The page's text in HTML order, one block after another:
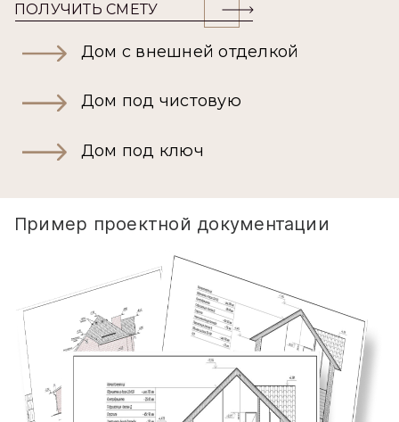
ПОЛУЧИТЬ СМЕТУ
Дом с внешней отделкой
Дом под чистовую
Дом под ключ
Пример проектной документации